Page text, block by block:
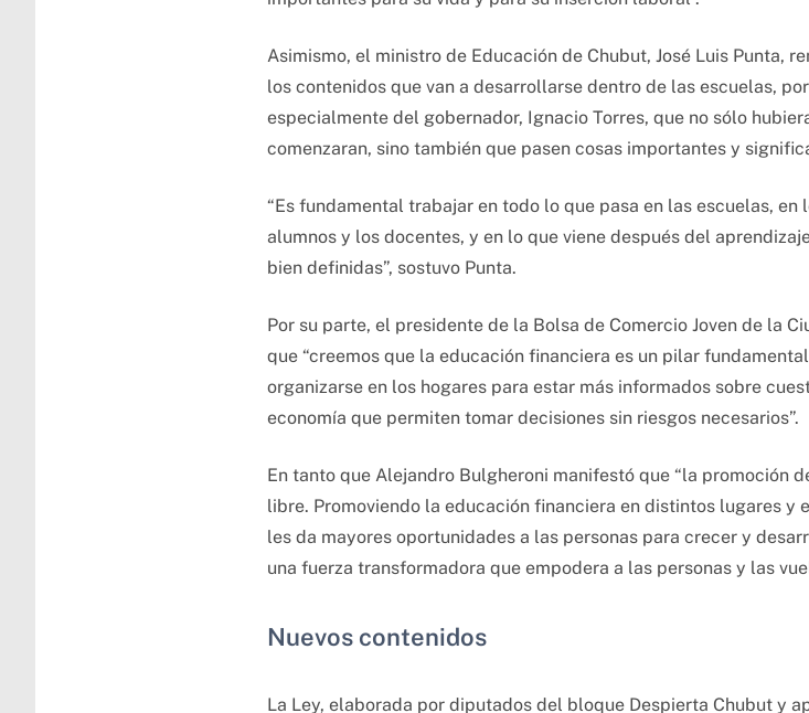
Asimismo, el ministro de Educación de Chubut, José Luis Punta,
los contenidos que van a desarrollarse dentro de las escuelas,
especialmente del gobernador, Ignacio Torres, que no sólo
comenzaran, sino también que pasen cosas importantes y
“Es fundamental trabajar en todo lo que pasa en las escuelas,
alumnos y los docentes, y en lo que viene después del
bien definidas”, sostuvo Punta.
Por su parte, el presidente de la Bolsa de Comercio Joven de la
que “creemos que la educación financiera es un pilar
organizarse en los hogares para estar más informados sobre
economía que permiten tomar decisiones sin riesgos necesarios”.
En tanto que Alejandro Bulgheroni manifestó que “la promoción
libre. Promoviendo la educación financiera en distintos lugares
les da mayores oportunidades a las personas para crecer y
una fuerza transformadora que empodera a las personas y las
Nuevos contenidos
La Ley, elaborada por diputados del bloque Despierta Chubut y